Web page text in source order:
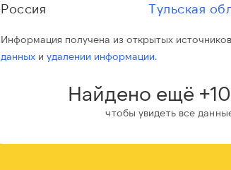
Россия Тульская
Информация получена из открытых
данных иудалении информации.
Найдено ещё
чтобы увидеть все